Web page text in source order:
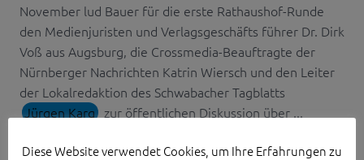
November lud Bauer für die erste Rathaushof-Runde
den Medienjuristen und Verlagsgeschäfts führer Dr. Dirk
Voß aus Augsburg, die Crossmedia-Beauftragte der
Nürnberger Nachrichten Katrin Wiersch und den Leiter
der Lokalredaktion des Schwabacher Tagblatts
Jürgen Karg zur öffentlichen Diskussion über ...
Diese Website verwendet Cookies, um Ihre Erfahrungen zu